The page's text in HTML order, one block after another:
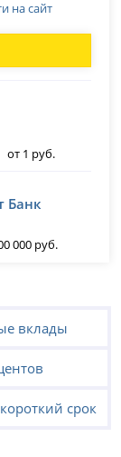
на сайт
от 1 руб.
Банк
000 руб.
вклады
срок